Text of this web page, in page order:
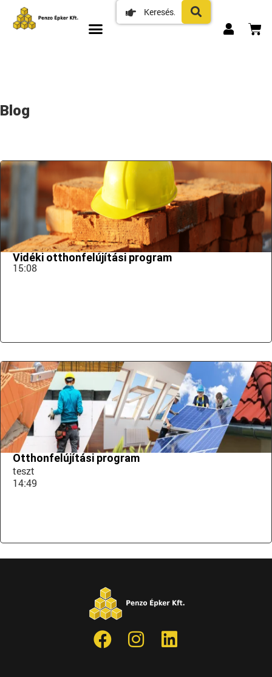
Blog
Vidéki otthonfelújítási program
15:08
Otthonfelújítási program
teszt
14:49